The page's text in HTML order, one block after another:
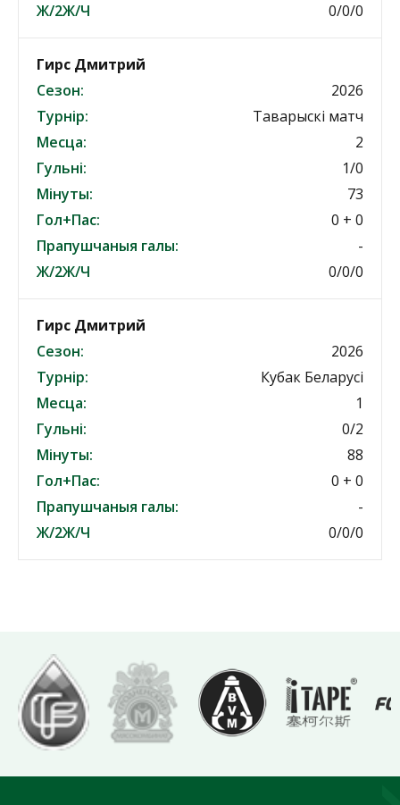
Ж/2Ж/Ч
0/0/0
Гирс Дмитрий
Сезон:
2026
Турнір:
Таварыскі матч
Месца:
2
Гульні:
1/0
Мінуты:
73
Гол+Пас:
0 + 0
Прапушчаныя галы:
-
Ж/2Ж/Ч
0/0/0
Гирс Дмитрий
Сезон:
2026
Турнір:
Кубак Беларусі
Месца:
1
Гульні:
0/2
Мінуты:
88
Гол+Пас:
0 + 0
Прапушчаныя галы:
-
Ж/2Ж/Ч
0/0/0